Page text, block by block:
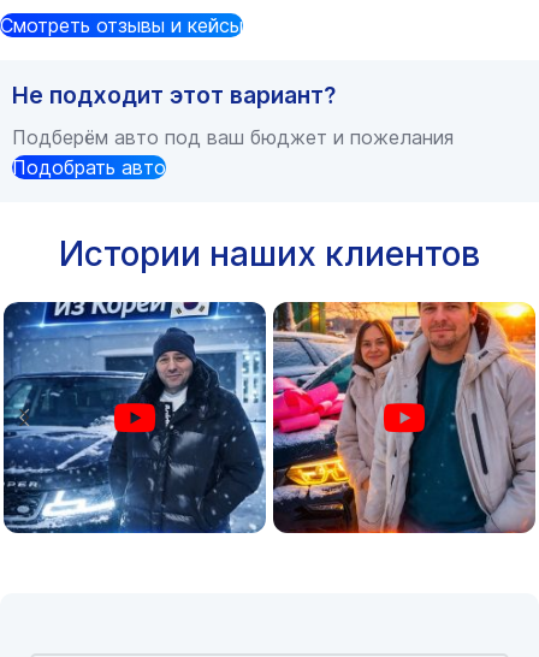
Смотреть отзывы и кейсы
Не подходит этот вариант?
Подберём авто под ваш бюджет и пожелания
Подобрать авто
Истории наших клиентов